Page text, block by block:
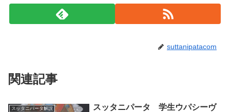
suttanipatacom
関連記事
スッタニパータ解説
スッタニパータ 学生ウパシーヴ